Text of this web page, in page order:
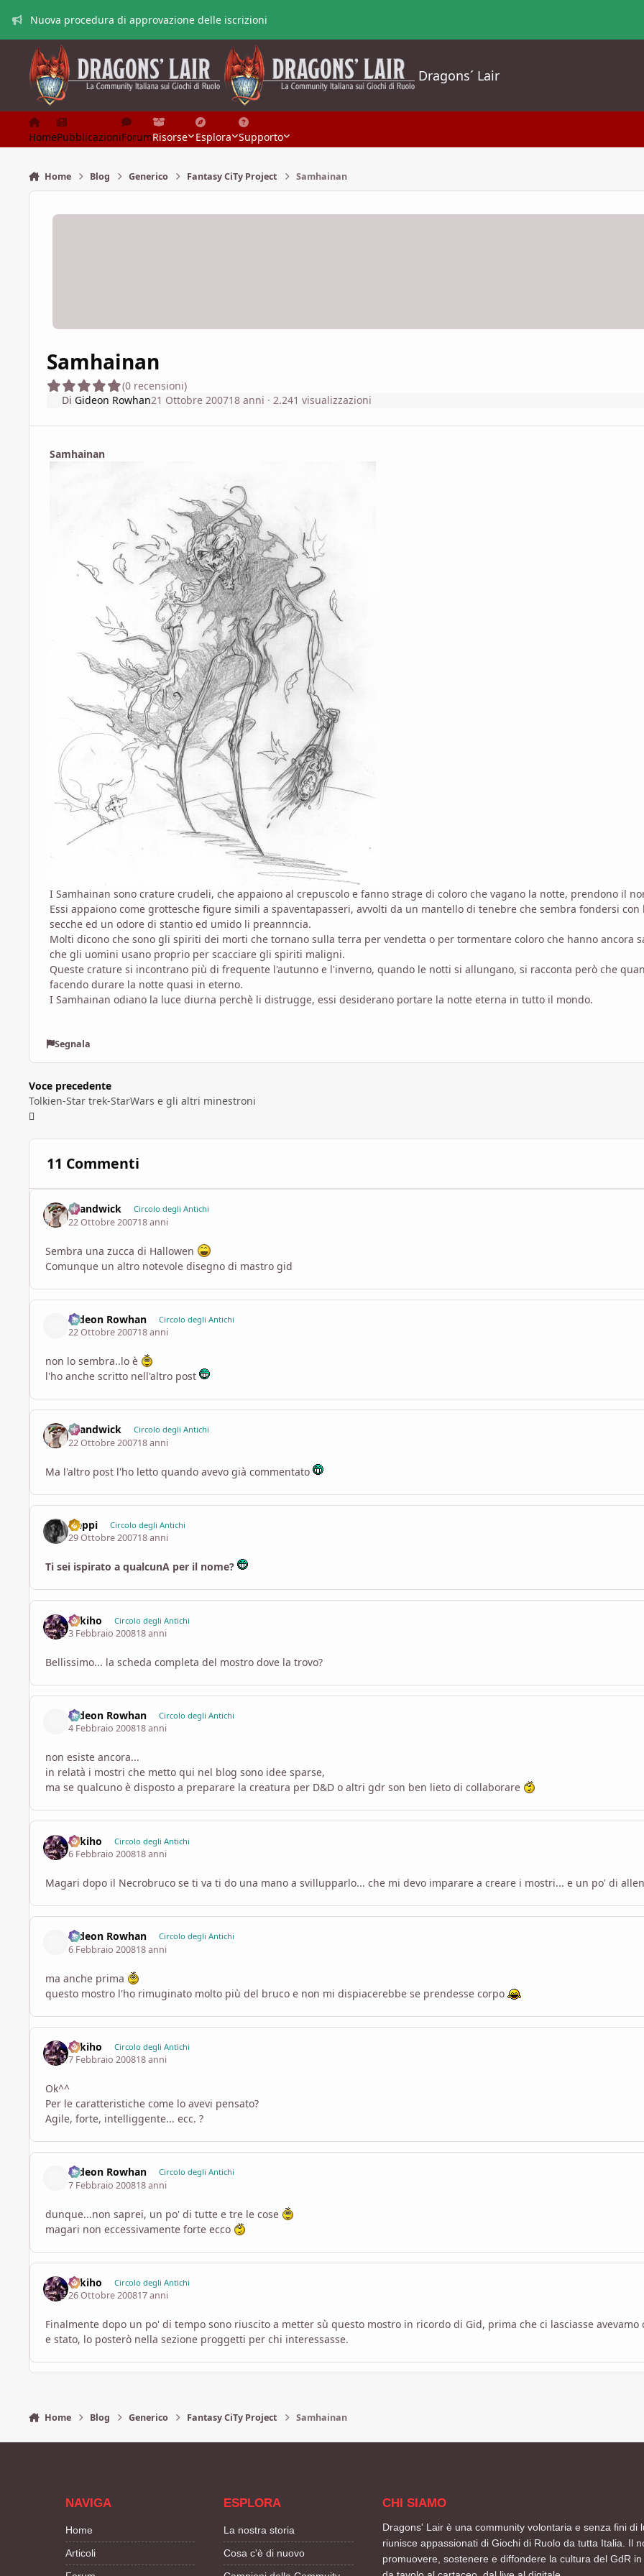
Nuova procedura di approvazione delle iscrizioni
Dragons´ Lair
HomePubblicazioniForumRisorse Esplora Supporto
Home Blog Generico Fantasy CiTy Project Samhainan
Samhainan
(0 recensioni)
Di Gideon Rowhan21 Ottobre 200718 anni · 2.241 visualizzazioni
Samhainan
I Samhainan sono crature crudeli, che appaiono al crepuscolo e fanno strage di coloro che vagano la notte, prendono il
Essi appaiono come grottesche figure simili a spaventapasseri, avvolti da un mantello di tenebre che sembra fondersi
secche ed un odore di stantio ed umido li preannncia.
Molti dicono che sono gli spiriti dei morti che tornano sulla terra per vendetta o per tormentare coloro che hanno ancora
che gli uomini usano proprio per scacciare gli spiriti maligni.
Queste crature si incontrano più di frequente l'autunno e l'inverno, quando le notti si allungano, si racconta però che
facendo durare la notte quasi in eterno.
I Samhainan odiano la luce diurna perchè li distrugge, essi desiderano portare la notte eterna in tutto il mondo.
Segnala
Voce precedente
Tolkien-Star trek-StarWars e gli altri minestroni
11 Commenti
chandwick Circolo degli Antichi
22 Ottobre 200718 anni
Sembra una zucca di Hallowen
Comunque un altro notevole disegno di mastro gid
Gideon Rowhan Circolo degli Antichi
22 Ottobre 200718 anni
non lo sembra..lo è
l'ho anche scritto nell'altro post
chandwick Circolo degli Antichi
22 Ottobre 200718 anni
Ma l'altro post l'ho letto quando avevo già commentato
freppi Circolo degli Antichi
29 Ottobre 200718 anni
Ti sei ispirato a qualcunA per il nome?
Sekiho Circolo degli Antichi
3 Febbraio 200818 anni
Bellissimo... la scheda completa del mostro dove la trovo?
Gideon Rowhan Circolo degli Antichi
4 Febbraio 200818 anni
non esiste ancora...
in relatà i mostri che metto qui nel blog sono idee sparse,
ma se qualcuno è disposto a preparare la creatura per D&D o altri gdr son ben lieto di collaborare
Sekiho Circolo degli Antichi
6 Febbraio 200818 anni
Magari dopo il Necrobruco se ti va ti do una mano a svillupparlo... che mi devo imparare a creare i mostri... e un po' di
Gideon Rowhan Circolo degli Antichi
6 Febbraio 200818 anni
ma anche prima
questo mostro l'ho rimuginato molto più del bruco e non mi dispiacerebbe se prendesse corpo
Sekiho Circolo degli Antichi
7 Febbraio 200818 anni
Ok^^
Per le caratteristiche come lo avevi pensato?
Agile, forte, intelliggente... ecc. ?
Gideon Rowhan Circolo degli Antichi
7 Febbraio 200818 anni
dunque...non saprei, un po' di tutte e tre le cose
magari non eccessivamente forte ecco
Sekiho Circolo degli Antichi
26 Ottobre 200817 anni
Finalmente dopo un po' di tempo sono riuscito a metter sù questo mostro in ricordo di Gid, prima che ci lasciasse
e stato, lo posterò nella sezione proggetti per chi interessasse.
Home Blog Generico Fantasy CiTy Project Samhainan
NAVIGA
Home
Articoli
ESPLORA
La nostra storia
Cosa c'è di nuovo
CHI SIAMO
Dragons' Lair è una community volontaria e senza fini di
riunisce appassionati di Giochi di Ruolo da tutta Italia. Il
promuovere, sostenere e diffondere la cultura del GdR